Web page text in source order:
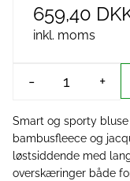
659,40
inkl. moms
- +
Smart og sporty
bambusfleece og
løstsiddende med
overskæringer både